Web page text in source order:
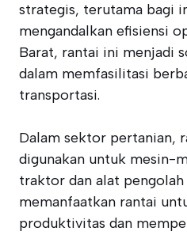
strategis, terutama bagi
mengandalkan efisiensi
Barat, rantai ini menjadi
dalam memfasilitasi
transportasi.
Dalam sektor pertanian,
digunakan untuk mesin-
traktor dan alat
memanfaatkan rantai
produktivitas dan